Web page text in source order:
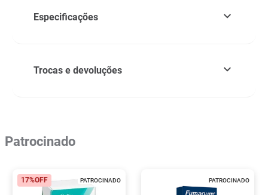
Especificações
Trocas e devoluções
Patrocinado
PATROCINADO
17%OFF PATROCINADO